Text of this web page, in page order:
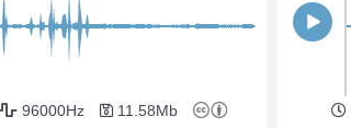
96000Hz 11.58Mb